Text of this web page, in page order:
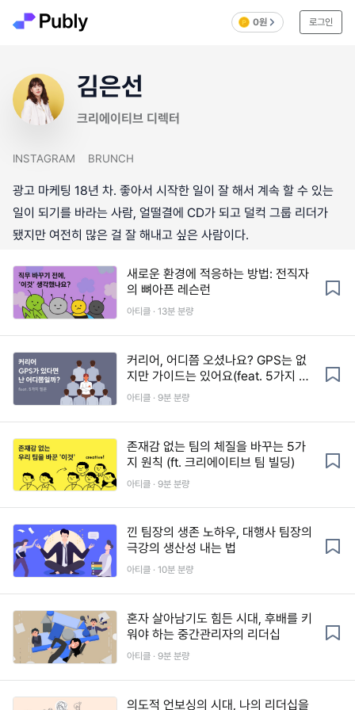
0원 로그인
김은선
크리에이티브 디렉터
INSTAGRAM BRUNCH
광고 마케팅 18년 차. 좋아서 시작한 일이 잘 해서 계속 할 수 있는
일이 되기를 바라는 사람, 얼떨결에 CD가 되고 덜컥 그룹 리더가
됐지만 여전히 많은 걸 잘 해내고 싶은 사람이다.
새로운 환경에 적응하는 방법: 전직자
의 뼈아픈 레슨런
아티클 · 13분 분량
커리어, 어디쯤 오셨나요? GPS는 없
지만 가이드는 있어요(feat. 5가지 질
문)
아티클 · 9분 분량
존재감 없는 팀의 체질을 바꾸는 5가
지 원칙 (ft. 크리에이티브 팀 빌딩)
아티클 · 9분 분량
낀 팀장의 생존 노하우, 대행사 팀장의
극강의 생산성 내는 법
아티클 · 10분 분량
혼자 살아남기도 힘든 시대, 후배를 키
워야 하는 중간관리자의 리더십
아티클 · 9분 분량
의도적 언보싱의 시대, 나의 리더십을